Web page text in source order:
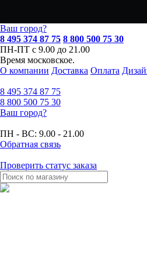
Ваш город?
8 495 374 87 75 8 800 500 75 30
ПН-ПТ с 9.00 до 21.00
Время московское.
О компании Доставка Оплата
8 495 374 87 75
8 800 500 75 30
Ваш город?
ПН - ВС: 9.00 - 21.00
Обратная связь
Проверить статус заказа